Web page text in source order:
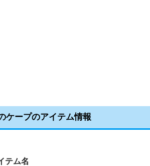
ケープのアイテム情報
テム名